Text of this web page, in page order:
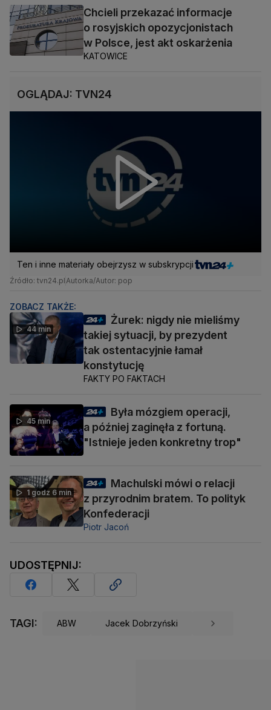
Chcieli przekazać informacje
o rosyjskich opozycjonistach
w Polsce, jest akt oskarżenia
KATOWICE
OGLĄDAJ: TVN24
Ten i inne materiały obejrzysz w subskrypcji
Źródło: tvn24.plAutorka/Autor: pop
ZOBACZ TAKŻE:
44 min
Żurek: nigdy nie mieliśmy
takiej sytuacji, by prezydent
tak ostentacyjnie łamał
konstytucję
FAKTY PO FAKTACH
45 min
Była mózgiem operacji,
a później zaginęła z fortuną.
"Istnieje jeden konkretny trop"
1 godz 6 min
Machulski mówi o relacji
z przyrodnim bratem. To polityk
Konfederacji
Piotr Jacoń
UDOSTĘPNIJ:
TAGI: ABW Jacek Dobrzyński